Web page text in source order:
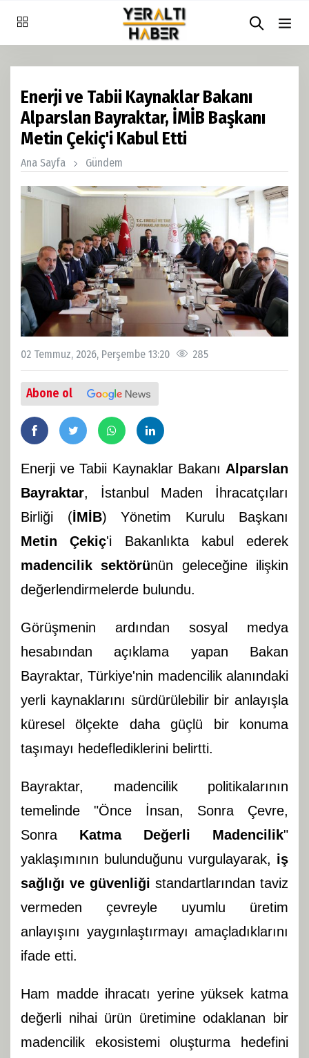
Enerji ve Tabii Kaynaklar Bakanı
Alparslan Bayraktar, İMİB Başkanı
Metin Çekiç'i Kabul Etti
Ana Sayfa Gündem
02 Temmuz, 2026, Perşembe 13:20 285
Abone ol
Enerji ve Tabii Kaynaklar Bakanı Alparslan
Bayraktar, İstanbul Maden İhracatçıları
Birliği (İMİB) Yönetim Kurulu Başkanı
Metin Çekiç'i Bakanlıkta kabul ederek
madencilik sektörünün geleceğine ilişkin
değerlendirmelerde bulundu.
Görüşmenin ardından sosyal medya
hesabından açıklama yapan Bakan
Bayraktar, Türkiye'nin madencilik alanındaki
yerli kaynaklarını sürdürülebilir bir anlayışla
küresel ölçekte daha güçlü bir konuma
taşımayı hedeflediklerini belirtti.
Bayraktar, madencilik politikalarının
temelinde "Önce İnsan, Sonra Çevre,
Sonra Katma Değerli Madencilik"
yaklaşımının bulunduğunu vurgulayarak, iş
sağlığı ve güvenliği standartlarından taviz
vermeden çevreyle uyumlu üretim
anlayışını yaygınlaştırmayı amaçladıklarını
ifade etti.
Ham madde ihracatı yerine yüksek katma
değerli nihai ürün üretimine odaklanan bir
madencilik ekosistemi oluşturma hedefini